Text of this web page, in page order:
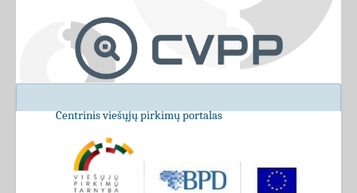
Centrinis viešųjų pirkimų portalas